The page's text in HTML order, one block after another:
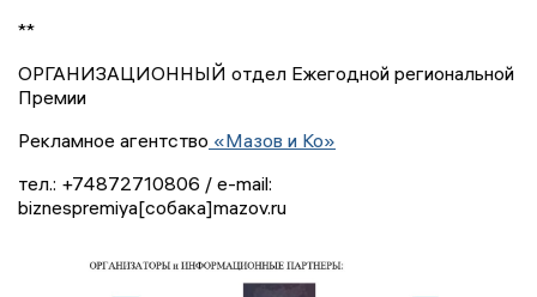
**
ОРГАНИЗАЦИОННЫЙ отдел Ежегодной региональной
Премии
Рекламное агентство «Мазов и Ко»
тел.: +74872710806 / e-mail:
biznespremiya[собака]mazov.ru